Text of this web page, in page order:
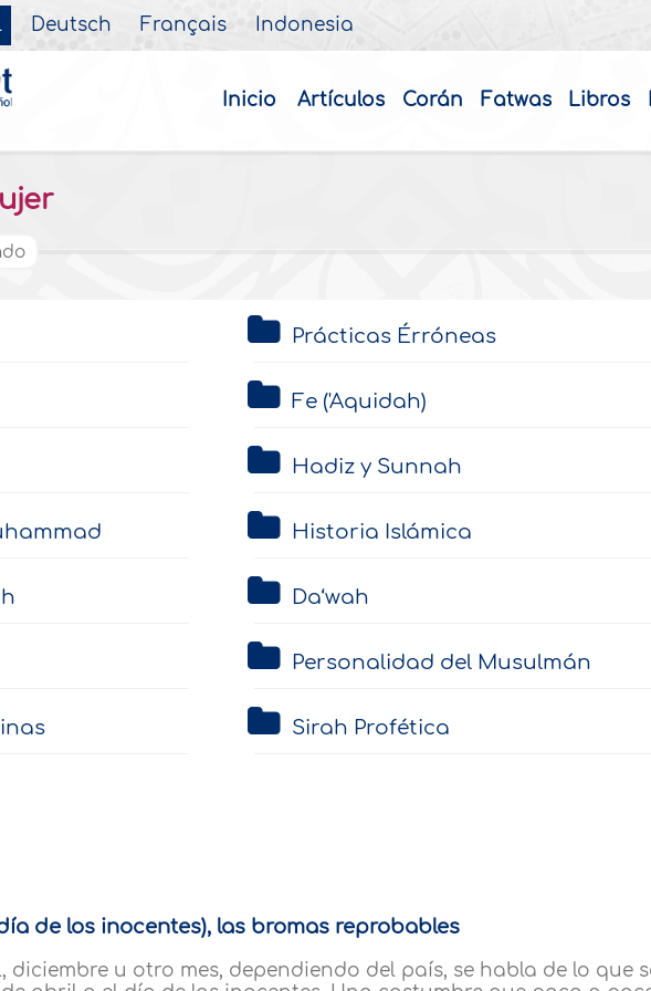
Deutsch Français Indonesia
Inicio Artículos Corán Fatwas Libros
Prácticas Érróneas
Fe ('Aquidah)
Hadiz y Sunnah
Historia Islámica
Da‘wah
Personalidad del Musulmán
Sirah Profética
de los inocentes), las bromas reprobables
diciembre u otro mes, dependiendo del país, se habla de lo que